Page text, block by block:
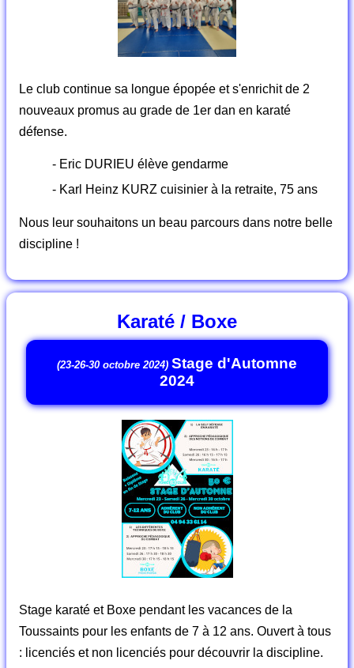
Le club continue sa longue épopée et s'enrichit de 2
nouveaux promus au grade de 1er dan en karaté
défense.
- Eric DURIEU élève gendarme
- Karl Heinz KURZ cuisinier à la retraite, 75 ans
Nous leur souhaitons un beau parcours dans notre belle
discipline !
Karaté / Boxe
(23-26-30 octobre 2024) Stage d'Automne
2024
Stage karaté et Boxe pendant les vacances de la
Toussaints pour les enfants de 7 à 12 ans. Ouvert à tous
: licenciés et non licenciés pour découvrir la discipline.